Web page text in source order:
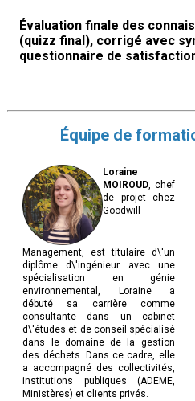
Évaluation finale des
(quizz final), corrigé avec
questionnaire de
Équipe de
Loraine
MOIROUD, chef
de projet chez
Goodwill
Management, est titulaire d\'un
diplôme d\'ingénieur avec une
spécialisation en génie
environnemental, Loraine a
débuté sa carrière comme
consultante dans un cabinet
d\'études et de conseil spécialisé
dans le domaine de la gestion
des déchets. Dans ce cadre, elle
a accompagné des collectivités,
institutions publiques (ADEME,
Ministères) et clients privés.